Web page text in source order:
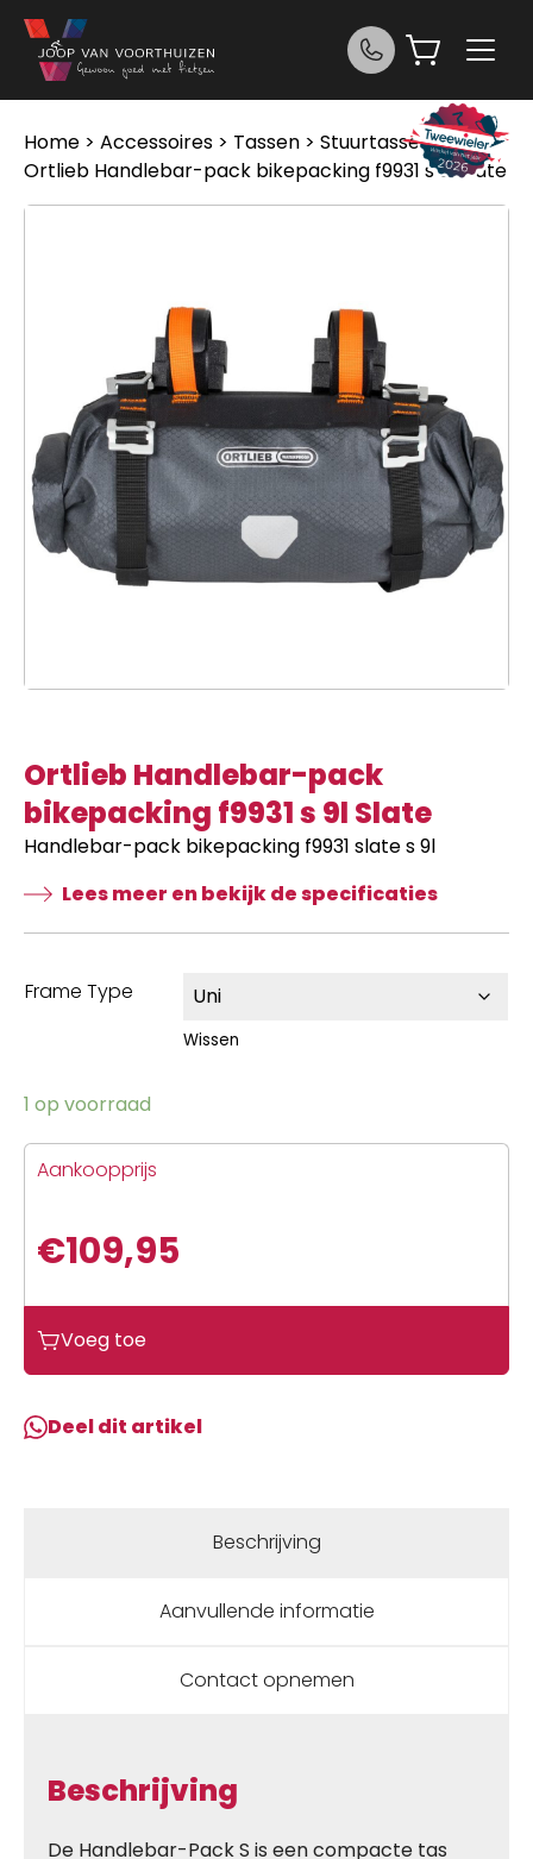
Ga naar de inhoud
Home > Accessoires > Tassen > Stuurtassen>
Ortlieb Handlebar-pack bikepacking f9931 s 9l Slate
Ortlieb Handlebar-pack
bikepacking f9931 s 9l Slate
Handlebar-pack bikepacking f9931 slate s 9l
Lees meer en bekijk de specificaties
Frame Type
Wissen
1 op voorraad
Aankoopprijs
€109,95
Voeg toe
Deel dit artikel
Beschrijving
Aanvullende informatie
Contact opnemen
Beschrijving
De Handlebar-Pack S is een compacte tas